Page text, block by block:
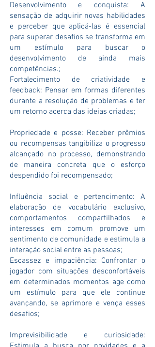
Desenvolvimento e conquista: A
sensação de adquirir novas habilidades
e perceber que aplicá-las é essencial
para superar desafios se transforma em
um estímulo para buscar o
desenvolvimento de ainda mais
competências.;
Fortalecimento de criatividade e
feedback: Pensar em formas diferentes
durante a resolução de problemas e ter
um retorno acerca das ideias criadas;
Propriedade e posse: Receber prêmios
ou recompensas tangibiliza o progresso
alcançado no processo, demonstrando
de maneira concreta que o esforço
despendido foi recompensado;
Influência social e pertencimento: A
elaboração de vocabulário exclusivo,
comportamentos compartilhados e
interesses em comum promove um
sentimento de comunidade e estimula a
interação social entre as pessoas;
Escassez e impaciência: Confrontar o
jogador com situações desconfortáveis
em determinados momentos age como
um estímulo para que ele continue
avançando, se aprimore e vença esses
desafios;
Imprevisibilidade e curiosidade: